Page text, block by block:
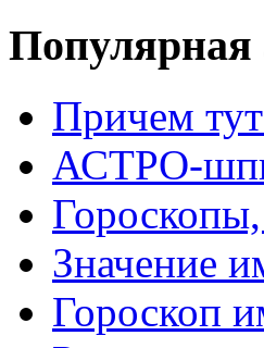
Популярная
Причем тут
АСТРО-
Значение
Гороскоп